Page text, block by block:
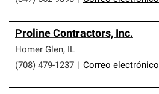
Proline Contractors, Inc.
Homer Glen, IL
(708) 479-1237
Correo electrónico